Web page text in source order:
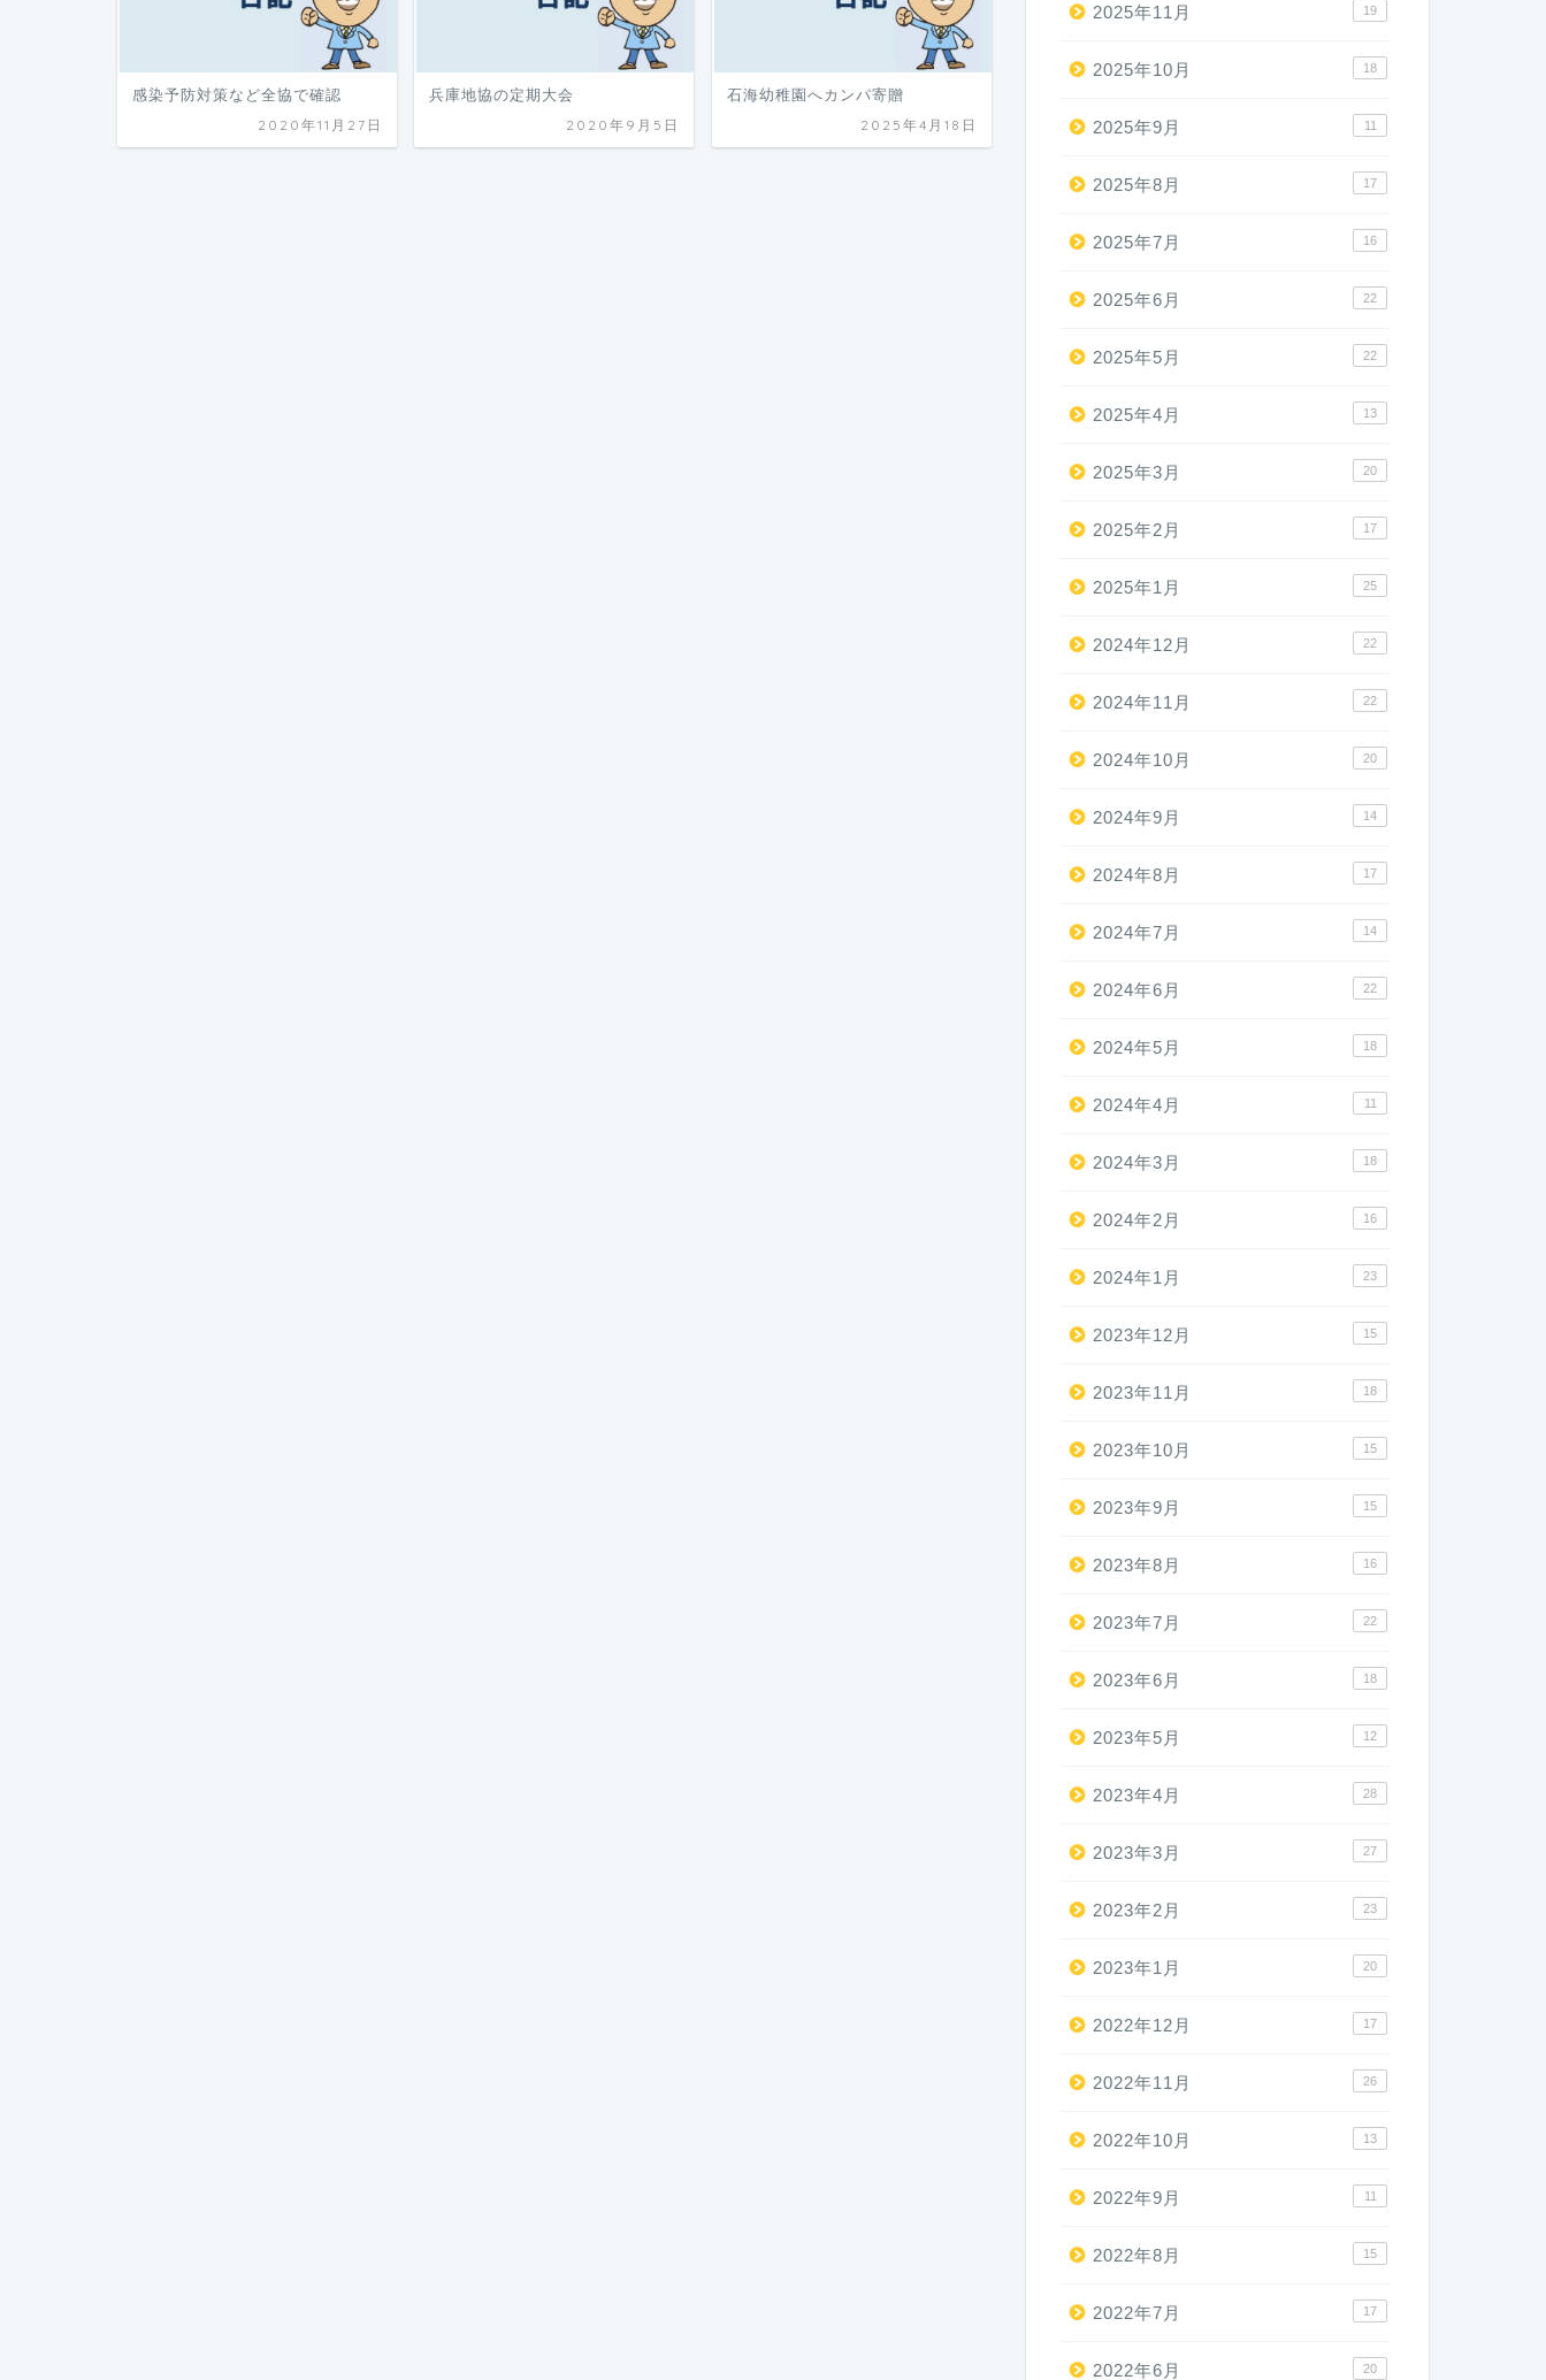
感染予防対策など全協で確認
2020年11月27日
兵庫地協の定期大会
2020年9月5日
石海幼稚園へカンパ寄贈
2025年4月18日
2025年11月 19
2025年10月 18
2025年9月 11
2025年8月 17
2025年7月 16
2025年6月 22
2025年5月 22
2025年4月 13
2025年3月 20
2025年2月 17
2025年1月 25
2024年12月 22
2024年11月 22
2024年10月 20
2024年9月 14
2024年8月 17
2024年7月 14
2024年6月 22
2024年5月 18
2024年4月 11
2024年3月 18
2024年2月 16
2024年1月 23
2023年12月 15
2023年11月 18
2023年10月 15
2023年9月 15
2023年8月 16
2023年7月 22
2023年6月 18
2023年5月 12
2023年4月 28
2023年3月 27
2023年2月 23
2023年1月 20
2022年12月 17
2022年11月 26
2022年10月 13
2022年9月 11
2022年8月 15
2022年7月 17
2022年6月 20